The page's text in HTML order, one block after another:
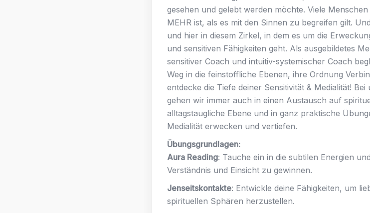
gesehen und gelebt werden möchte. Viele
MEHR ist, als es mit den Sinnen zu begreifen gilt.
und hier in diesem Zirkel, in dem es um die
und sensitiven Fähigkeiten geht. Als ausgebildetes
sensitiver Coach und intuitiv-systemischer Coach
Weg in die feinstoffliche Ebenen, ihre Ordnung
entdecke die Tiefe deiner Sensitivität & Medialität!
gehen wir immer auch in einen Austausch auf
alltagstaugliche Ebene und in ganz praktische
Medialität erwecken und vertiefen.
Übungsgrundlagen:
Aura Reading: Tauche ein in die subtilen Energien
Verständnis und Einsicht zu gewinnen.
Jenseitskontakte: Entwickle deine Fähigkeiten, um
spirituellen Sphären herzustellen.